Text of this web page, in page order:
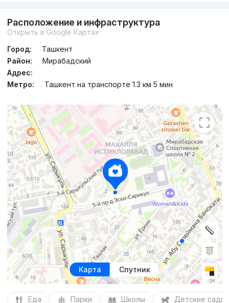
Расположение и инфраструктура
Открыть в Google Картах
Город:
Ташкент
Район:
Мирабадский
Адрес:
Метро:
Ташкент на транспорте 1.3 км 5 мин
Карта Спутник
Еда Парки Школы Детские сады